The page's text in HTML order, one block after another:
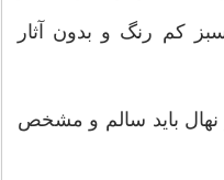
کم رنگ و بدون آثار
نهال باید سالم و مشخص